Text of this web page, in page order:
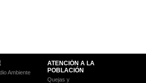
Ambiente
ATENCIÓN A LA
POBLACIÓN
Quejas y